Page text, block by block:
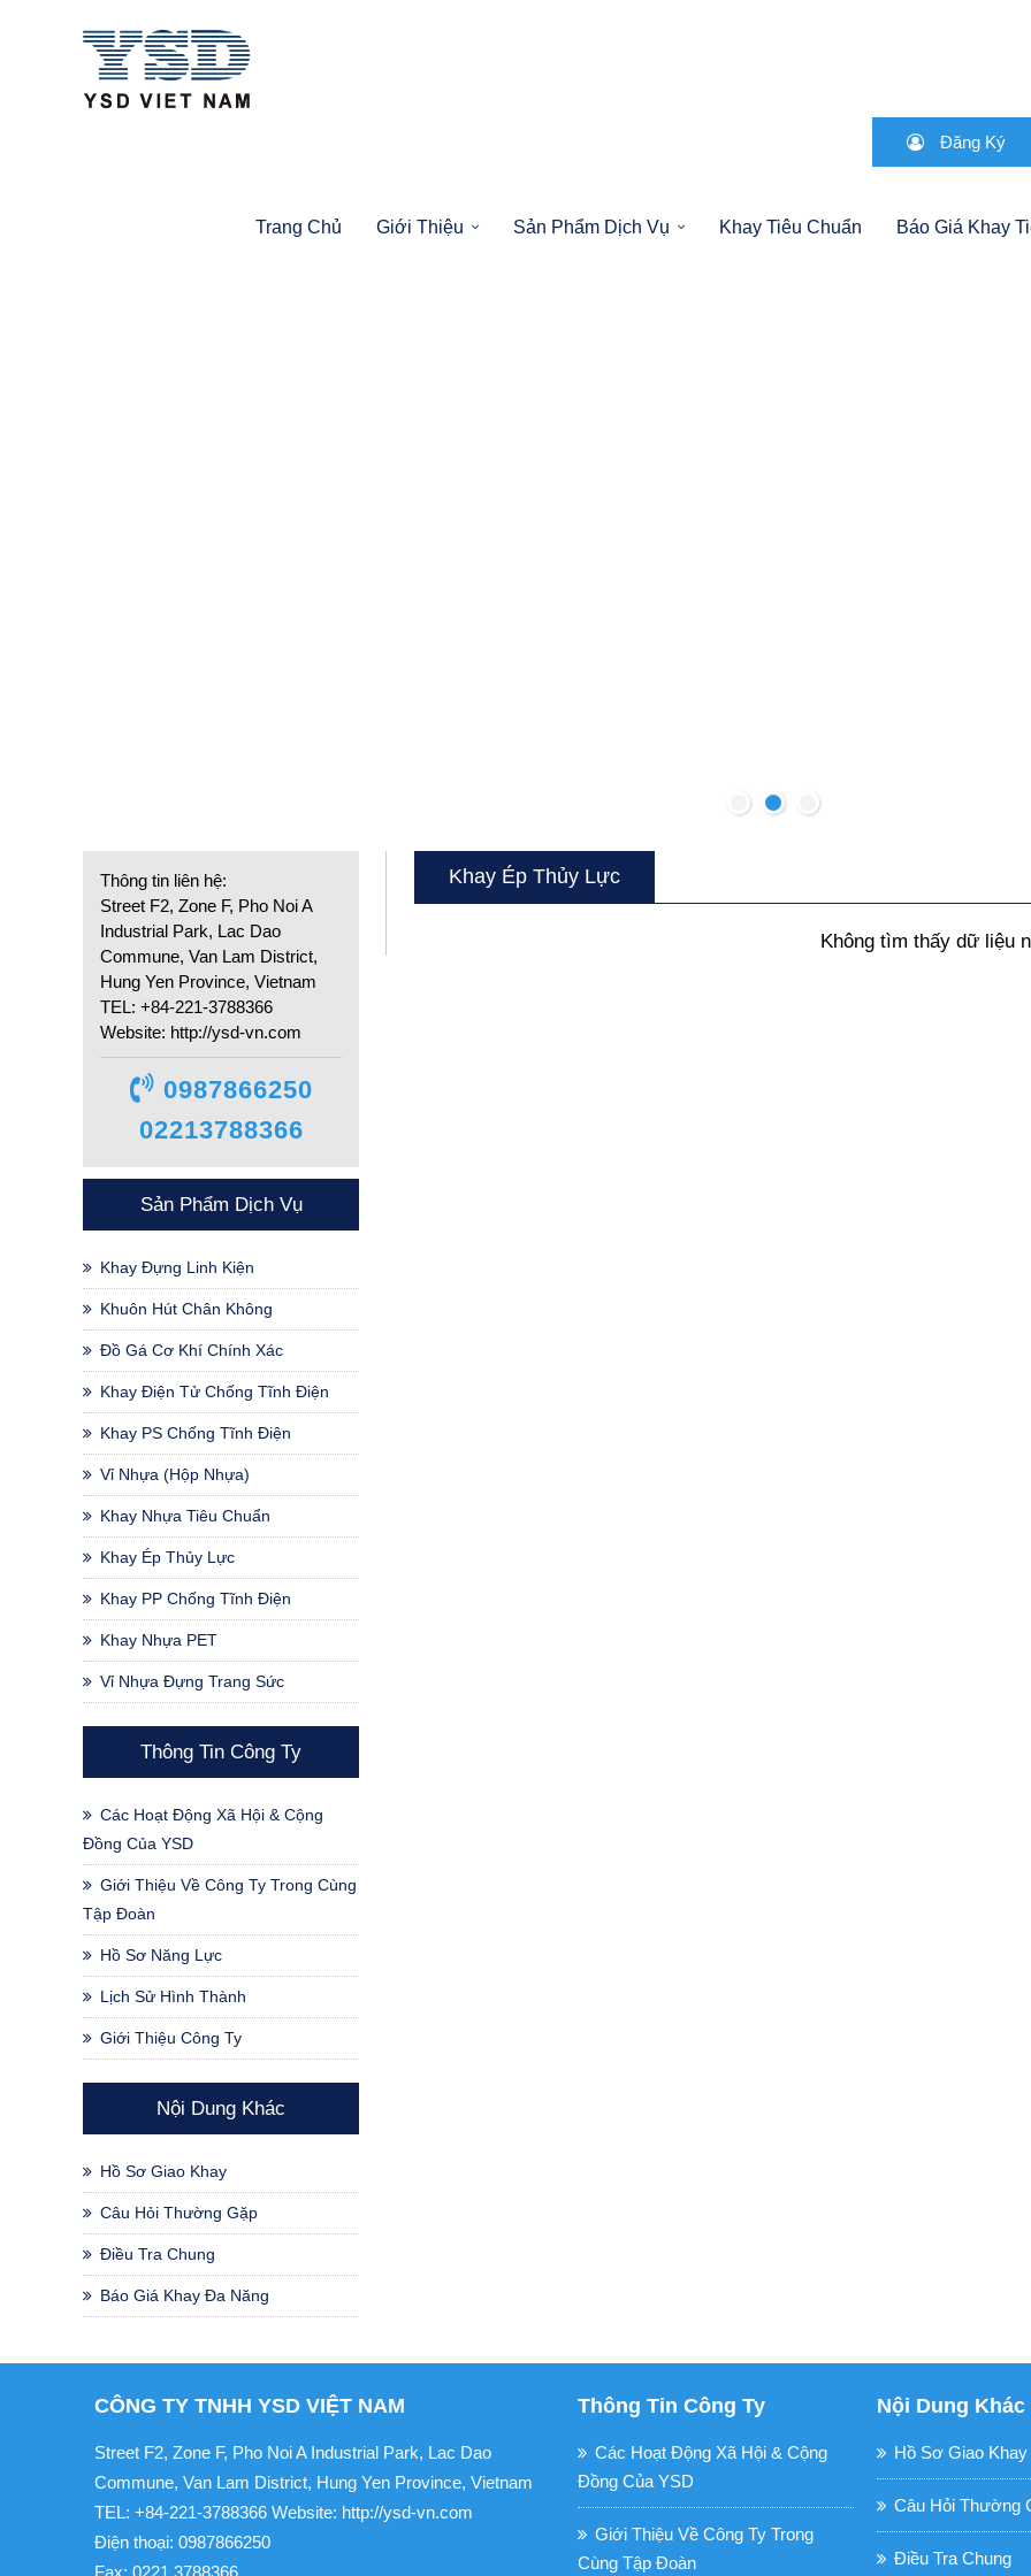
Đăng Ký
Trang Chủ Giới Thiệu Sản Phẩm Dịch Vụ Khay Tiêu Chuẩn Báo Giá Khay
Khay Ép Thủy Lực
Không tìm thấy dữ liệu
Thông tin liên hệ:
Street F2, Zone F, Pho Noi A
Industrial Park, Lac Dao
Commune, Van Lam District,
Hung Yen Province, Vietnam
TEL: +84-221-3788366
Website: http://ysd-vn.com
0987866250
02213788366
Sản Phẩm Dịch Vụ
Khay Đựng Linh Kiện
Khuôn Hút Chân Không
Đồ Gá Cơ Khí Chính Xác
Khay Điện Tử Chống Tĩnh Điện
Khay PS Chống Tĩnh Điện
Vỉ Nhựa (hộp Nhựa)
Khay Nhựa Tiêu Chuẩn
Khay Ép Thủy Lực
Khay PP Chống Tĩnh Điện
Khay Nhựa PET
Vỉ Nhựa Đựng Trang Sức
Thông Tin Công Ty
Các Hoạt Động Xã Hội & Cộng
Đồng Của YSD
Giới Thiệu Về Công Ty Trong Cùng
Tập Đoàn
Hồ Sơ Năng Lực
Lịch Sử Hình Thành
Giới Thiệu Công Ty
Nội Dung Khác
Hồ Sơ Giao Khay
Câu Hỏi Thường Gặp
Điều Tra Chung
Báo Giá Khay Đa Năng
CÔNG TY TNHH YSD VIỆT NAM
Street F2, Zone F, Pho Noi A Industrial Park, Lac Dao
Commune, Van Lam District, Hung Yen Province, Vietnam
TEL: +84-221-3788366 Website: http://ysd-vn.com
Điện thoại: 0987866250
Fax: 0221.3788366
Thông Tin Công Ty
Các Hoạt Động Xã Hội & Cộng
Đồng Của YSD
Giới Thiệu Về Công Ty Trong
Cùng Tập Đoàn
Nội Dung Khác
Hồ Sơ Giao Khay
Câu Hỏi Thường
Điều Tra Chung